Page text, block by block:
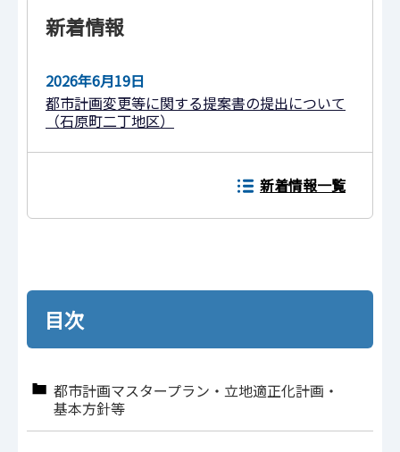
新着情報
2026年6月19日
都市計画変更等に関する提案書の提出について
（石原町二丁地区）
新着情報一覧
目次
都市計画マスタープラン・立地適正化計画・
基本方針等